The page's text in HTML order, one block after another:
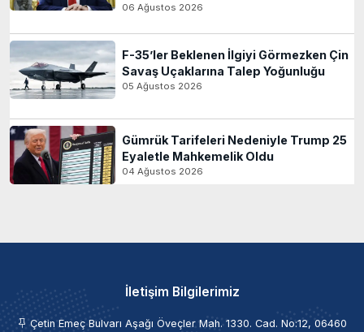
06 Ağustos 2026
F-35’ler Beklenen İlgiyi Görmezken Çin
Savaş Uçaklarına Talep Yoğunluğu
05 Ağustos 2026
Gümrük Tarifeleri Nedeniyle Trump 25
Eyaletle Mahkemelik Oldu
04 Ağustos 2026
İletişim Bilgilerimiz
Çetin Emeç Bulvarı Aşağı Öveçler Mah. 1330. Cad. No:12, 06460